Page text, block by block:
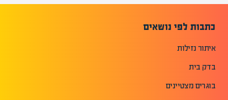
כתבות לפי נושאים
איתור נזילות
בדק בית
בוגרים מצטיינים